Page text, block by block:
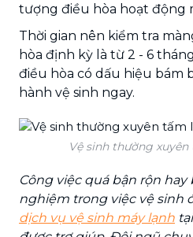
tượng điều hòa hoạt động
Thời gian nên kiểm tra
hòa định kỳ là từ 2 - 6
điều hòa có dấu hiệu bám
hành vệ sinh ngay.
Vệ sinh thường
Công việc quá bận rộn
nghiệm trong việc vệ sinh
dịch vụ vệ sinh máy lạnh